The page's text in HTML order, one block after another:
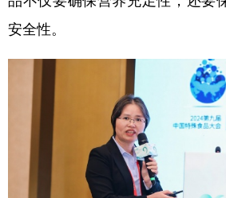
安全性。